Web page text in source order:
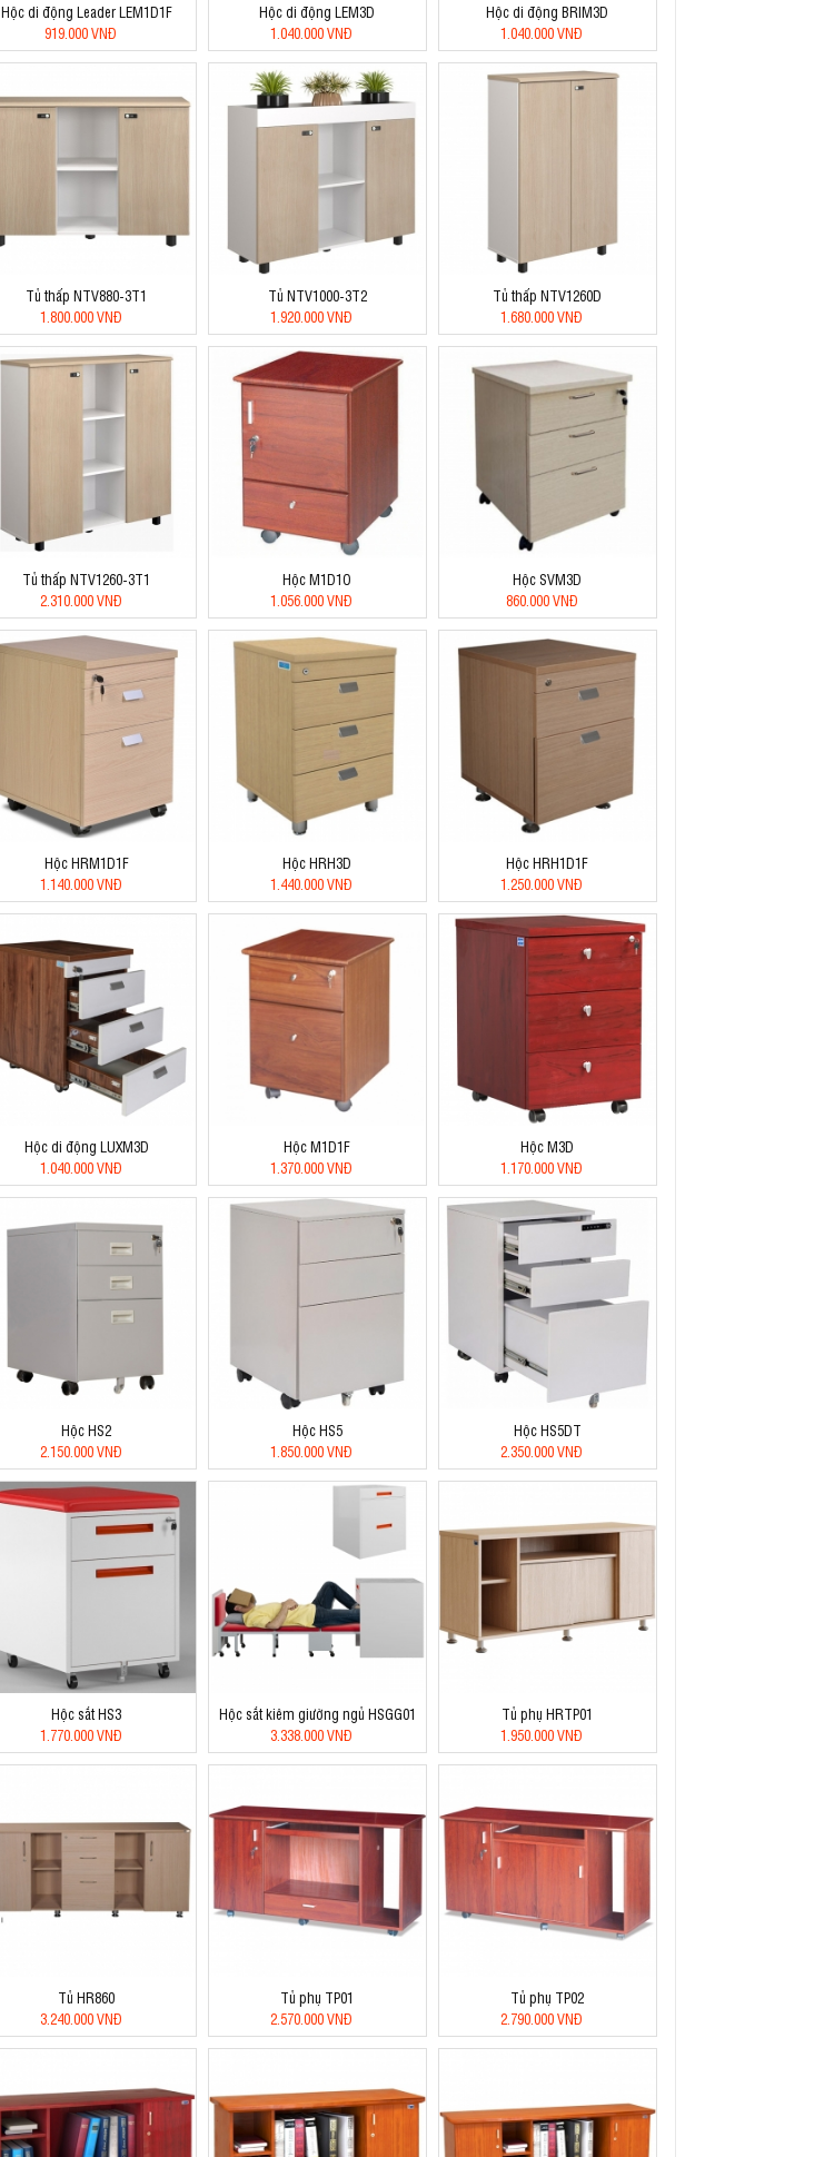
Hộc di động Leader LEM1D1F
919.000 VNĐ
Hộc di động LEM3D
1.040.000 VNĐ
Hộc di động BRIM3D
1.040.000 VNĐ
Tủ thấp NTV880-3T1
1.800.000 VNĐ
Tủ NTV1000-3T2
1.920.000 VNĐ
Tủ thấp NTV1260D
1.680.000 VNĐ
Tủ thấp NTV1260-3T1
2.310.000 VNĐ
Hộc M1D1O
1.056.000 VNĐ
Hộc SVM3D
860.000 VNĐ
Hộc HRM1D1F
1.140.000 VNĐ
Hộc HRH3D
1.440.000 VNĐ
Hộc HRH1D1F
1.250.000 VNĐ
Hộc di động LUXM3D
1.040.000 VNĐ
Hộc M1D1F
1.370.000 VNĐ
Hộc M3D
1.170.000 VNĐ
Hộc HS2
2.150.000 VNĐ
Hộc HS5
1.850.000 VNĐ
Hộc HS5DT
2.350.000 VNĐ
Hộc sắt HS3
1.770.000 VNĐ
Hộc sắt kiêm giường ngủ HSGG01
3.338.000 VNĐ
Tủ phụ HRTP01
1.950.000 VNĐ
Tủ HR860
3.240.000 VNĐ
Tủ phụ TP01
2.570.000 VNĐ
Tủ phụ TP02
2.790.000 VNĐ